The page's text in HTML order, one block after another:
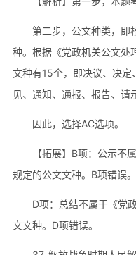
第二步，公文种类，即
种。根据《党政机关公文处
文种有15个，即决议、决
见、通知、通报、报告、请
因此，选择AC选项。
【拓展】B项：公示不
规定的公文文种。B项错误。
D项：总结不属于《党
文文种。D项错误。